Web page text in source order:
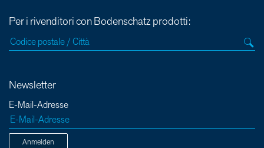
Per i rivenditori con Bodenschatz prodotti:
Newsletter
E-Mail-Adresse
Anmelden